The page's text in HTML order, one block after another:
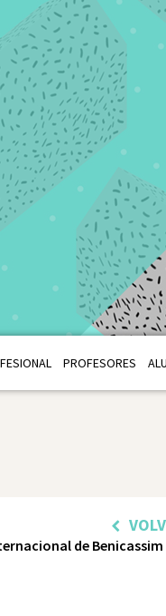
PROFESORES
de Benicassim